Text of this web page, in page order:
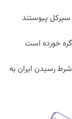
سیرکل پیوستند
خورده است
رسیدن ایران به